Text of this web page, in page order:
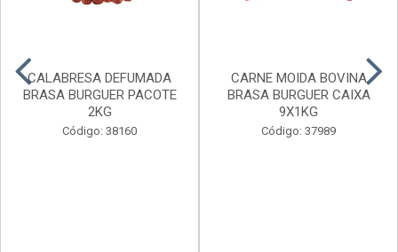
CALABRESA DEFUMADA
BRASA BURGUER PACOTE
2KG
Código: 38160
CARNE MOIDA BOVINA
BRASA BURGUER CAIXA
9X1KG
Código: 37989